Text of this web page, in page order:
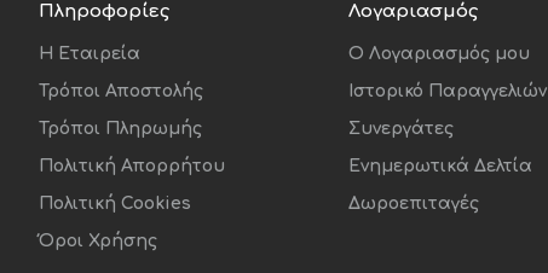
Πληροφορίες
Η Εταιρεία
Τρόποι Αποστολής
Τρόποι Πληρωμής
Πολιτική Απορρήτου
Πολιτική Cookies
Όροι Χρήσης
Λογαριασμός
O Λογαριασμός μου
Ιστορικό Παραγγελιών
Συνεργάτες
Ενημερωτικά Δελτία
Δωροεπιταγές